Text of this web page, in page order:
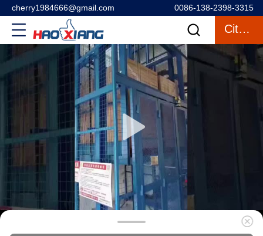
cherry1984666@gmail.com 0086-138-2398-3315
Citações